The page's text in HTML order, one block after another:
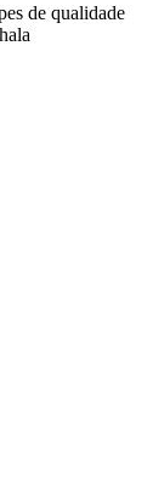
de qualidade